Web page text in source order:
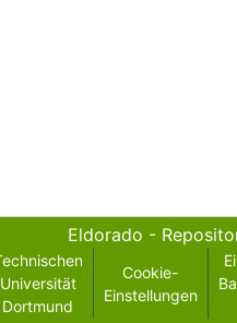
Eldorado -
Universität
Dortmund
Cookie-
Einstellungen